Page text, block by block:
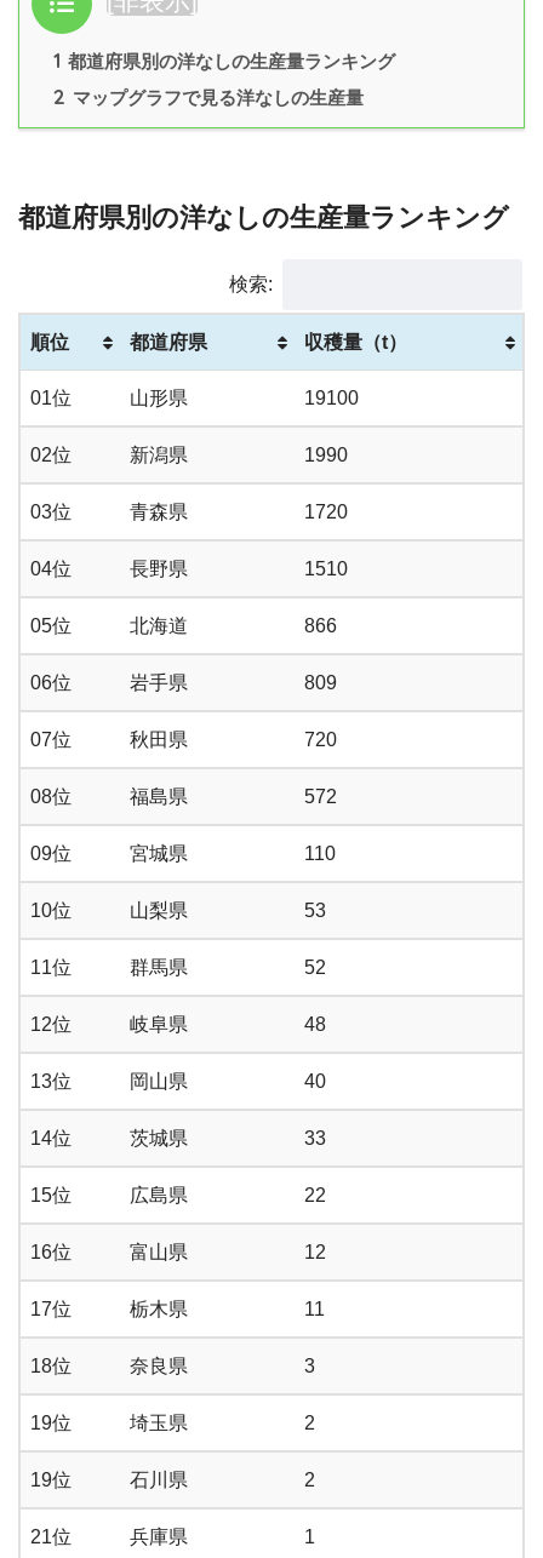
1 都道府県別の洋なしの生産量ランキング
2 マップグラフで見る洋なしの生産量
都道府県別の洋なしの生産量ランキング
検索:
順位 都道府県 収穫量（t）
01位 山形県 19100
02位 新潟県 1990
03位 青森県 1720
04位 長野県 1510
05位 北海道 866
06位 岩手県 809
07位 秋田県 720
08位 福島県 572
09位 宮城県 110
10位 山梨県 53
11位 群馬県 52
12位 岐阜県 48
13位 岡山県 40
14位 茨城県 33
15位 広島県 22
16位 富山県 12
17位 栃木県 11
18位 奈良県 3
19位 埼玉県 2
19位 石川県 2
21位 兵庫県 1